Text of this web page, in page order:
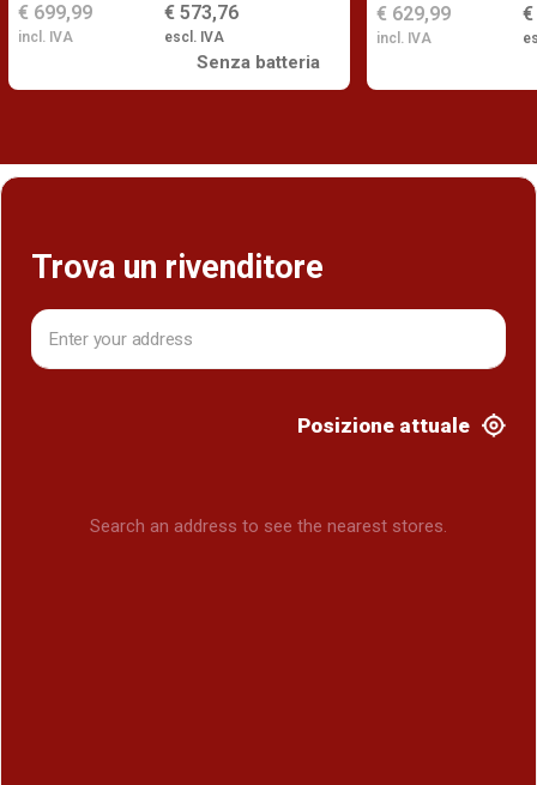
€ 573,76
escl. IVA
€ 699,99
incl. IVA
Senza batteria
€
€ 629,99
incl. IVA
Trova un rivenditore
Posizione attuale
Search an address to see the nearest stores.